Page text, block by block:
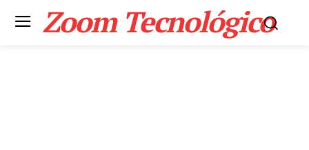
Zoom Tecnológico